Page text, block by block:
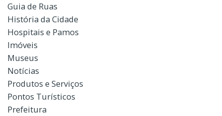
Guia de Ruas
História da Cidade
Hospitais e Pamos
Imóveis
Museus
Notícias
Produtos e Serviços
Pontos Turísticos
Prefeitura